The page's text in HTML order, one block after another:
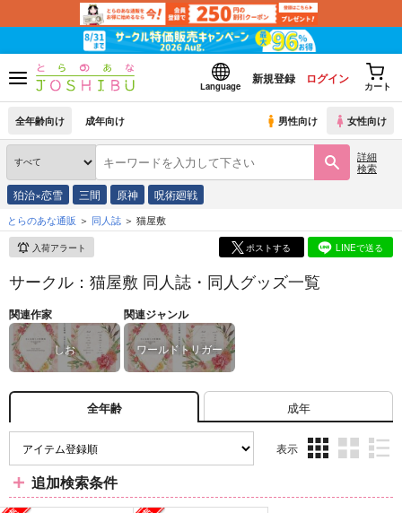
Language
新規登録 ログイン
カート
全年齢向け 成年向け 男性向け 女性向け
詳細
検索
狛治×恋雪 三間 原神 呪術廻戦
とらのあな通販 同人誌 猫屋敷
入荷アラート ポストする LINEで送る
サークル：猫屋敷 同人誌・同人グッズ一覧
関連作家
しお
関連ジャンル
ワールドトリガー
全年齢 成年
表示
ム
ム
ム
追加検索条件